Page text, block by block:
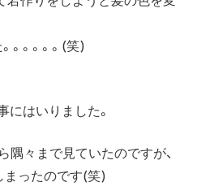
。。。。。(笑)
にはいりました。
隅々まで見ていたのですが、
まったのです(笑)